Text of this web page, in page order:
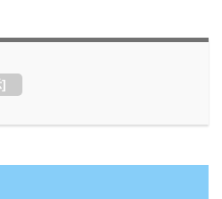
]